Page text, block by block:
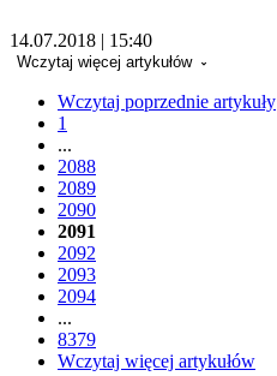
14.07.2018 | 15:40
Wczytaj więcej artykułów
Wczytaj poprzednie artykuły
1
...
2088
2089
2090
2091
2092
2093
2094
...
8379
Wczytaj więcej artykułów